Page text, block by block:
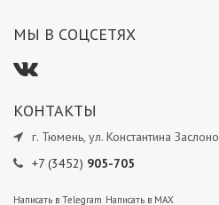
МЫ В СОЦСЕТЯХ
КОНТАКТЫ
г. Тюмень, ул. Константина
+7 (3452) 905-705
Написать в Telegram Написать в MAX